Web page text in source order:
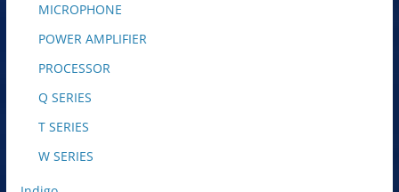
MICROPHONE
POWER AMPLIFIER
PROCESSOR
Q SERIES
T SERIES
W SERIES